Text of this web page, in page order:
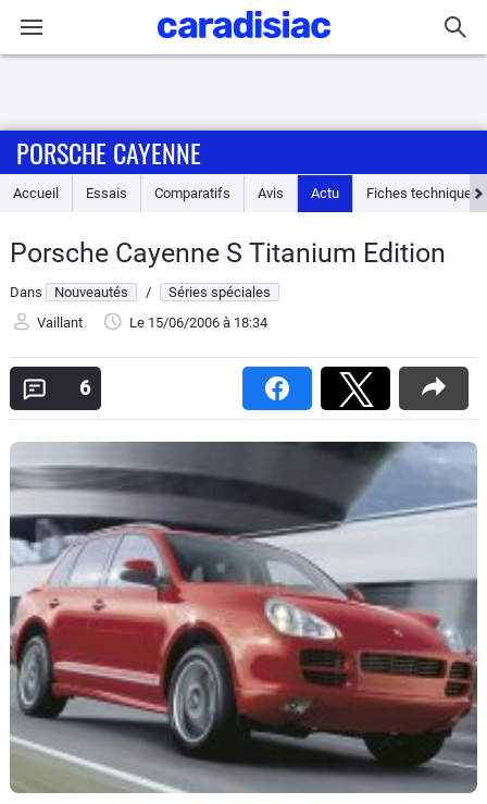
Accueil
Essais
Guide
Electriques
Flottes
Auto
Services
Forum
Moto
Marques
PORSCHE CAYENNE
Accueil Essais Comparatifs Avis Actu Fiches techniques
Porsche Cayenne S Titanium Edition
Dans Nouveautés /
Séries spéciales
Vaillant
Le 15/06/2006 à 18:34
6